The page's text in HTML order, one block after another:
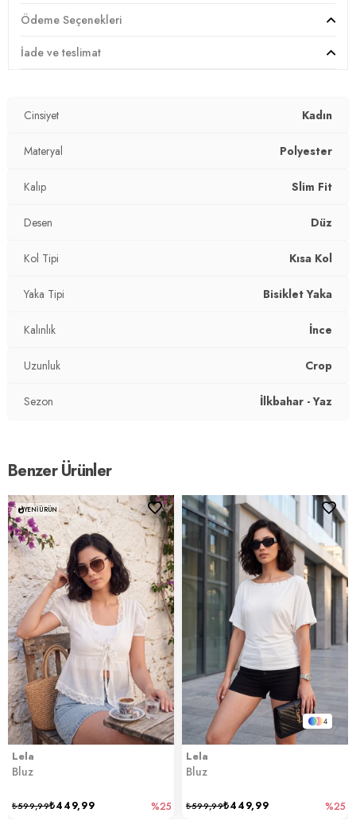
Giyim Tarzı: Günlük/Casual
Desen: Düz
Materyal:
Yaka Tipi:
Kol Tipi:
Uzunluk:
Kalınlık:
Kalıp Bilgisi:
Yaş Grubu:
Ödeme Seçenekleri
İade ve teslimat
Cinsiyet Kadın
Materyal Polyester
Kalıp Slim Fit
Desen Düz
Kol Tipi Kısa Kol
Yaka Tipi Bisiklet Yaka
Kalınlık İnce
Uzunluk Crop
Sezon İlkbahar - Yaz
Benzer Ürünler
Lela
Bluz
₺449,99
₺599,99 %25
YENI ÜRÜN
4
Lela
Bluz
₺449,99
₺599,99 %25